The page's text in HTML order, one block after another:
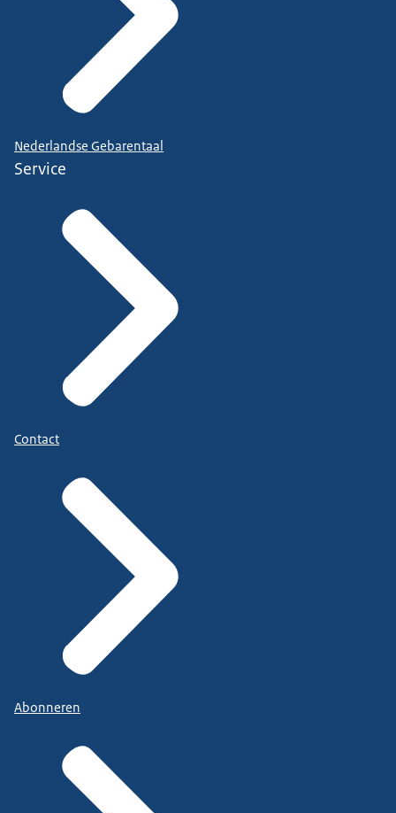
Nederlandse Gebarentaal
Service
Contact
Abonneren